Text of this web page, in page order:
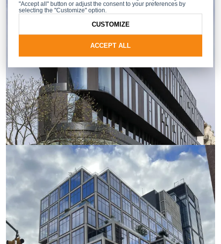
"Accept all" button or adjust the consent to your preferences by
selecting the "Customize" option.
ACCEPT ALL
CUSTOMIZE